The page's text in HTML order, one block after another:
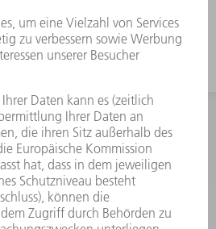
INFORMATION
gestellte Fragen
Geschäftsbedingungen
KONTAKT
TRUMPF Werkzeugmaschinen